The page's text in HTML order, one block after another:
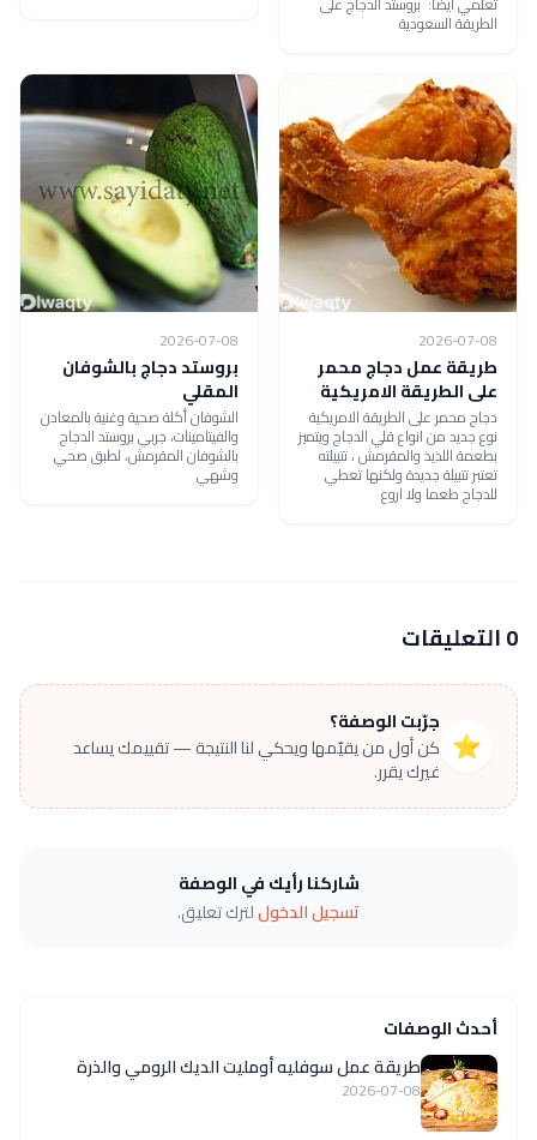
الطريقة السعودية
2026-07-08
طريقة عمل دجاج محمر
على الطريقة الامريكية
دجاج محمر على الطريقة الامريكية
نوع جديد من انواع قلي الدجاج ويتميز
بطعمة اللذيذ والمقرمش ، تتبيلته
تعتبر تتبيلة جديدة ولكنها تعطي
للدجاج طعما ولا اروع
2026-07-08
بروستد دجاج بالشوفان
المقلي
الشوفان أكلة صحية وغنية بالمعادن
والفيتامينات، جربي بروستد الدجاج
بالشوفان المقرمش، لطبق صحي
وشهي
0 التعليقات
⭐
جرّبت الوصفة؟
كن أول من يقيّمها ويحكي لنا النتيجة — تقييمك يساعد
غيرك يقرر.
شاركنا رأيك في الوصفة
تسجيل الدخوللترك تعليق.
أحدث الوصفات
طريقة عمل سوفليه أومليت الديك الرومي والذرة
2026-07-08